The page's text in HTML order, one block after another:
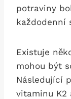
potraviny
každodenní
Existuje
mohou být
Následující
vitaminu K2